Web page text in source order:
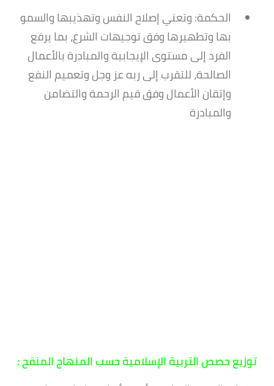
الحكمة: وتعني إصلاح النفس وتهذيبها والسمو
بها وتطهیرها وفق توجيهات الشرع، بما يرفع
الفرد إلى مستوى الإيجابية والمبادرة بالأعمال
الصالحة، للتقرب إلى ربه عز وجل وتعميم النفع
وإتقان الأعمال وفق قيم الرحمة والتضامن
والمبادرة
توزيع حصص التربية الإسلامية حسب المنهاج المنقح :